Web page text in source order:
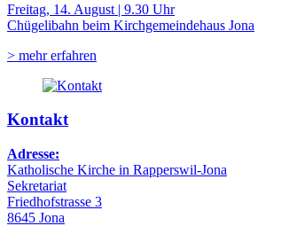
Freitag, 14. August | 9.30 Uhr
Chügelibahn beim Kirchgemeindehaus Jona
> mehr erfahren
Kontakt
Adresse:
Katholische Kirche in Rapperswil-Jona
Sekretariat
Friedhofstrasse 3
8645 Jona